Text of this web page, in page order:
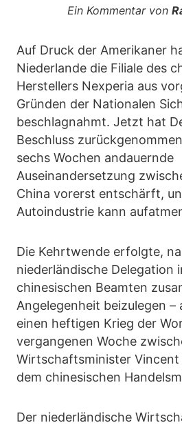
Ein Kommentar von
Auf Druck der Amerikaner
Niederlande die Filiale des
Herstellers Nexperia aus
Gründen der Nationalen
beschlagnahmt. Jetzt hat
Beschluss
sechs Wochen andauernde
Auseinandersetzung
China vorerst entschärft,
Autoindustrie kann
Die Kehrtwende erfolgte,
niederländische Delegation
chinesischen Beamten
Angelegenheit beizulegen –
einen heftigen Krieg der
vergangenen Woche
Wirtschaftsminister Vincent
dem chinesischen
Der niederländische